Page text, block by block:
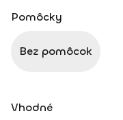
Pomôcky
Bez pomôcok
Vhodné